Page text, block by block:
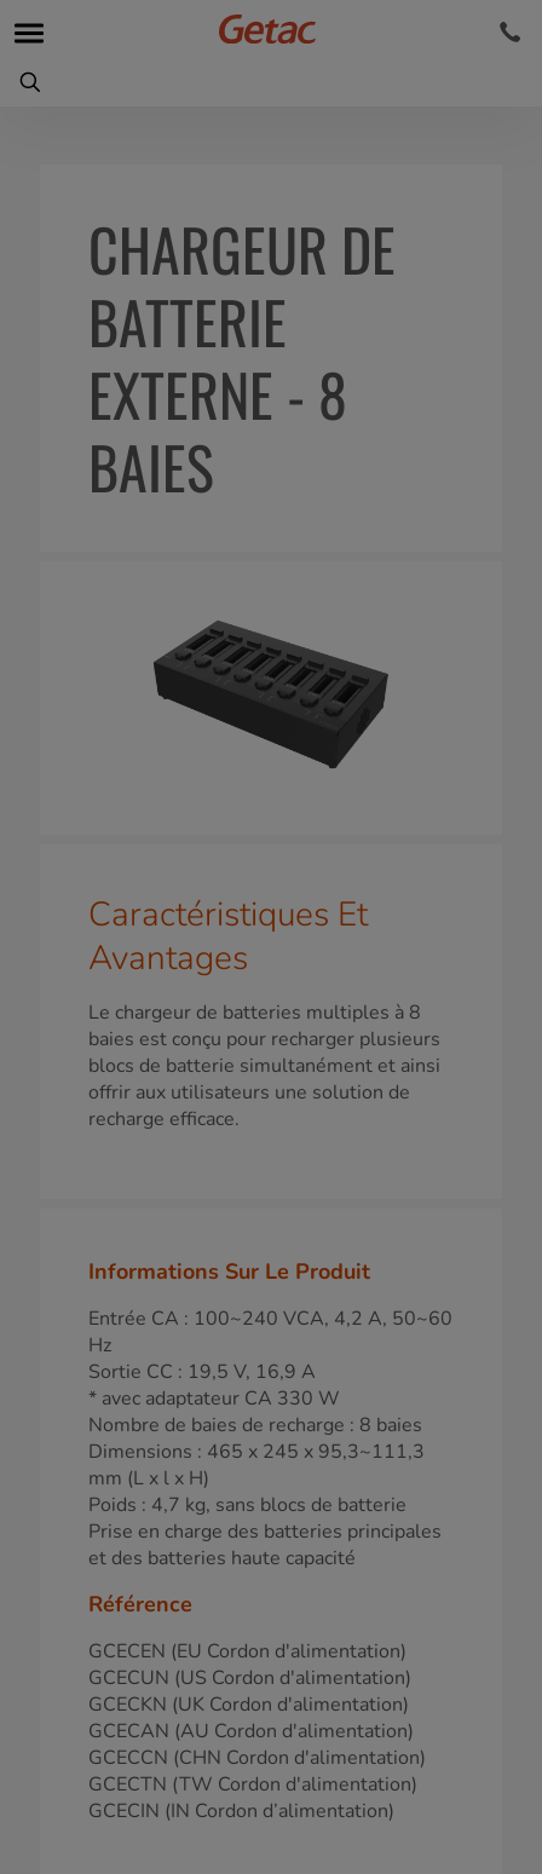
CHARGEUR DE
BATTERIE
EXTERNE - 8
BAIES
Caractéristiques Et
Avantages
Le chargeur de batteries multiples à 8
baies est conçu pour recharger plusieurs
blocs de batterie simultanément et ainsi
offrir aux utilisateurs une solution de
recharge efficace.
Informations Sur Le Produit
Entrée CA : 100~240 VCA, 4,2 A, 50~60
Hz
Sortie CC : 19,5 V, 16,9 A
* avec adaptateur CA 330 W
Nombre de baies de recharge : 8 baies
Dimensions : 465 x 245 x 95,3~111,3
mm (L x l x H)
Poids : 4,7 kg, sans blocs de batterie
Prise en charge des batteries principales
et des batteries haute capacité
Référence
GCECEN (EU Cordon d'alimentation)
GCECUN (US Cordon d'alimentation)
GCECKN (UK Cordon d'alimentation)
GCECAN (AU Cordon d'alimentation)
GCECCN (CHN Cordon d'alimentation)
GCECTN (TW Cordon d'alimentation)
GCECIN (IN Cordon d’alimentation)